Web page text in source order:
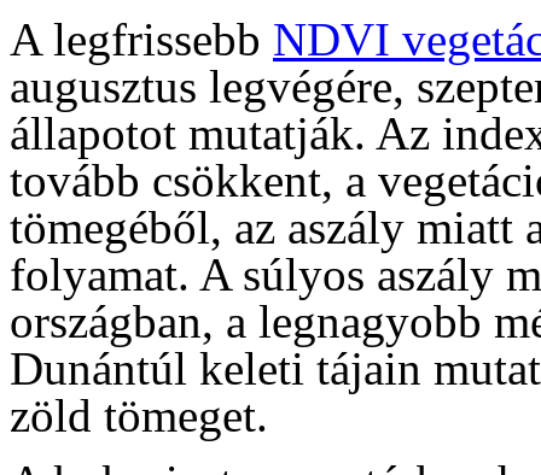
A legfrissebb NDVI
augusztus legvégére,
állapotot mutatják. Az
tovább csökkent, a
tömegéből, az aszály miatt
folyamat. A súlyos aszály
országban, a legnagyobb
Dunántúl keleti tájain
zöld tömeget.